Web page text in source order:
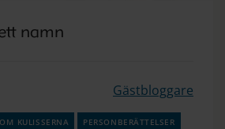
namn
Gästbloggare
kulisserna
personberättelser